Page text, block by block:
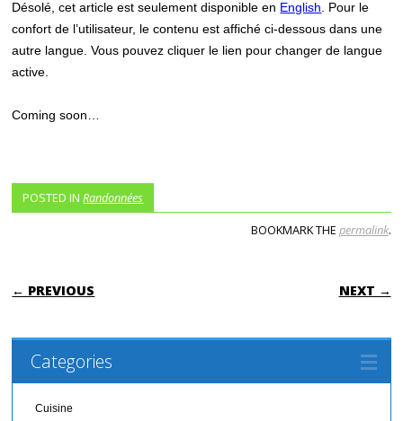
Désolé, cet article est seulement disponible en English . Pour le
confort de l’utilisateur, le contenu est affiché ci-dessous dans une
autre langue. Vous pouvez cliquer le lien pour changer de langue
active.
Coming soon…
POSTED INRandonnées
BOOKMARK THE permalink.
POST NAVIGATION
← PREVIOUS NEXT →
Categories
Cuisine